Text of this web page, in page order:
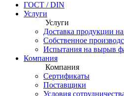
ГОСТ / DIN
Услуги
Услуги
Доставка продукции
Собственное
Испытания на вырыв
Компания
Компания
Сертификаты
Поставщики
Условия